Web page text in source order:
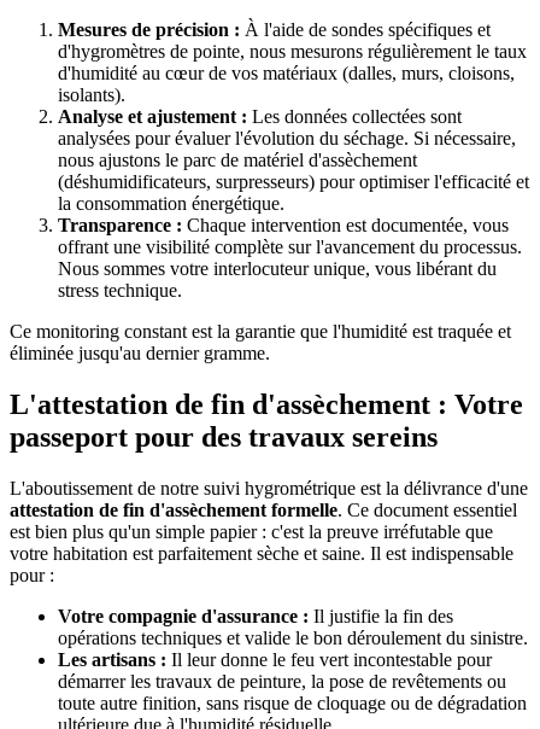
Mesures de précision : À l'aide de sondes spécifiques et
d'hygromètres de pointe, nous mesurons régulièrement le taux
d'humidité au cœur de vos matériaux (dalles, murs, cloisons,
isolants).
Analyse et ajustement : Les données collectées sont
analysées pour évaluer l'évolution du séchage. Si nécessaire,
nous ajustons le parc de matériel d'assèchement
(déshumidificateurs, surpresseurs) pour optimiser l'efficacité et
la consommation énergétique.
Transparence : Chaque intervention est documentée, vous
offrant une visibilité complète sur l'avancement du processus.
Nous sommes votre interlocuteur unique, vous libérant du
stress technique.
Ce monitoring constant est la garantie que l'humidité est traquée et
éliminée jusqu'au dernier gramme.
L'attestation de fin d'assèchement : Votre
passeport pour des travaux sereins
L'aboutissement de notre suivi hygrométrique est la délivrance d'une
attestation de fin d'assèchement formelle. Ce document essentiel
est bien plus qu'un simple papier : c'est la preuve irréfutable que
votre habitation est parfaitement sèche et saine. Il est indispensable
pour :
Votre compagnie d'assurance : Il justifie la fin des
opérations techniques et valide le bon déroulement du sinistre.
Les artisans : Il leur donne le feu vert incontestable pour
démarrer les travaux de peinture, la pose de revêtements ou
toute autre finition, sans risque de cloquage ou de dégradation
ultérieure due à l'humidité résiduelle.